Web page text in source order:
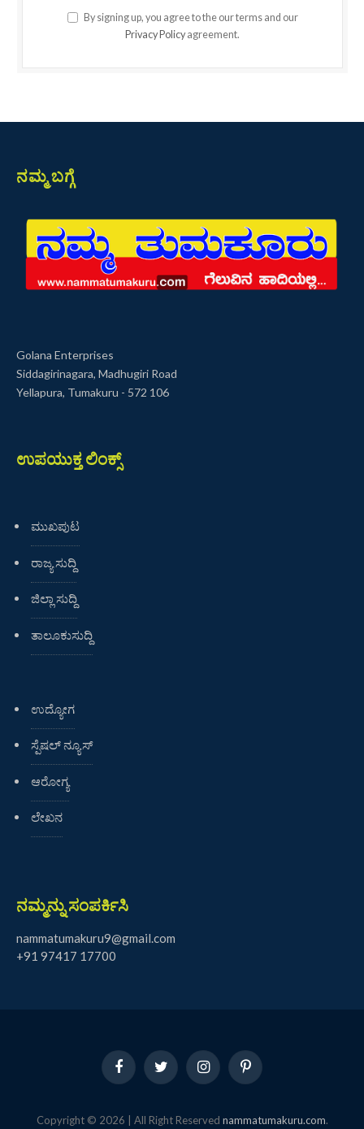
By signing up, you agree to the our terms and our
Privacy Policy agreement.
ನಮ್ಮ ಬಗ್ಗೆ
Golana Enterprises
Siddagirinagara, Madhugiri Road
Yellapura, Tumakuru - 572 106
ಉಪಯುಕ್ತ ಲಿಂಕ್ಸ್
ಮುಖಪುಟ
ರಾಜ್ಯ ಸುದ್ದಿ
ಜಿಲ್ಲಾ ಸುದ್ದಿ
ತಾಲೂಕುಸುದ್ದಿ
ಉದ್ಯೋಗ
ಸ್ಪೆಷಲ್ ನ್ಯೂಸ್
ಆರೋಗ್ಯ
ಲೇಖನ
ನಮ್ಮನ್ನು ಸಂಪರ್ಕಿಸಿ
nammatumakuru9@gmail.com
+91 97417 17700
FacebookTwitter InstagramPinterest
Copyright © 2026 | All Right Reserved nammatumakuru.com.